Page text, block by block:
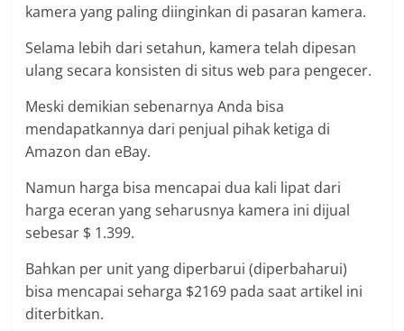
kamera yang paling diinginkan di pasaran kamera.
Selama lebih dari setahun, kamera telah dipesan
ulang secara konsisten di situs web para pengecer.
Meski demikian sebenarnya Anda bisa
mendapatkannya dari penjual pihak ketiga di
Amazon dan eBay.
Namun harga bisa mencapai dua kali lipat dari
harga eceran yang seharusnya kamera ini dijual
sebesar $ 1.399.
Bahkan per unit yang diperbarui (diperbaharui)
bisa mencapai seharga $2169 pada saat artikel ini
diterbitkan.